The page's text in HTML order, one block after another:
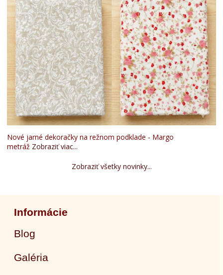
Nové jarné dekoračky na režnom podklade - Margo
metráž Zobraziť viac...
Zobraziť všetky novinky...
Informácie
Blog
Galéria